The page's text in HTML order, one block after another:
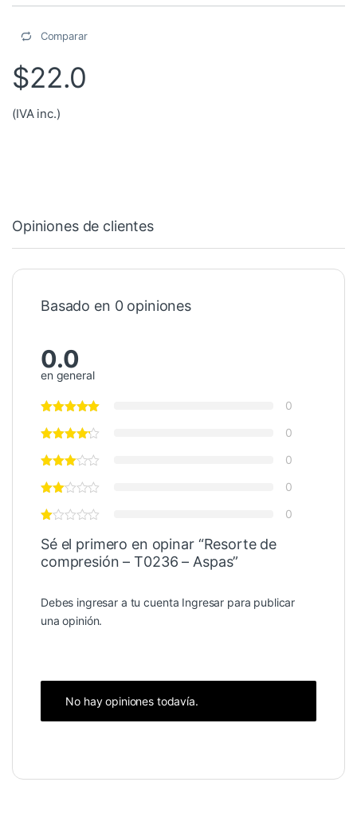
Comparar
$22.0
(IVA inc.)
Opiniones de clientes
Basado en 0 opiniones
0.0
en general
0
0
0
0
0
Sé el primero en opinar “Resorte de
compresión – T0236 – Aspas”
Debes ingresar a tu cuenta Ingresar para publicar
una opinión.
No hay opiniones todavía.